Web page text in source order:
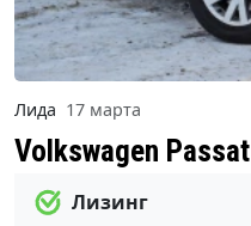
Лида 17 марта
Volkswagen Passat
Лизинг